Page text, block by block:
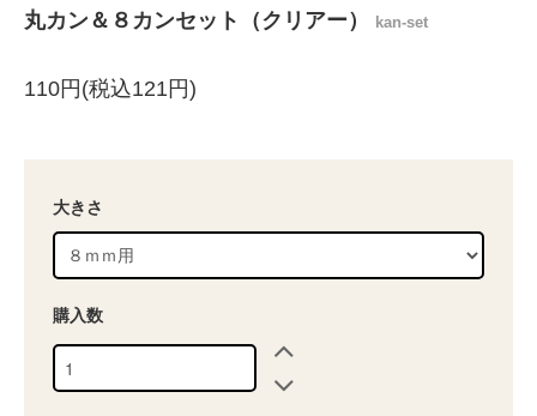
丸カン＆８カンセット（クリアー） kan-set
110円(税込121円)
大きさ
購入数